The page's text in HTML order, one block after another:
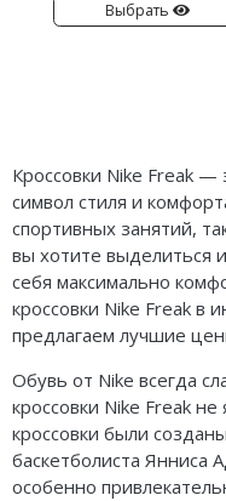
Выбрать
Кроссовки Nike Freak —
символ стиля и
спортивных занятий,
вы хотите выделиться
себя максимально
кроссовки Nike Freak в
предлагаем лучшие
Обувь от Nike всегда
кроссовки Nike Freak
кроссовки были
баскетболиста Янниса
особенно